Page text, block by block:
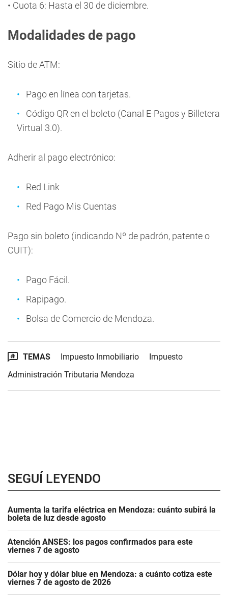
• Cuota 6: Hasta el 30 de diciembre.
Modalidades de pago
Sitio de ATM:
Pago en línea con tarjetas.
Código QR en el boleto (Canal E-Pagos y Billetera
Virtual 3.0).
Adherir al pago electrónico:
Red Link
Red Pago Mis Cuentas
Pago sin boleto (indicando Nº de padrón, patente o
CUIT):
Pago Fácil.
Rapipago.
Bolsa de Comercio de Mendoza.
TEMAS Impuesto Inmobiliario
Impuesto
Administración Tributaria Mendoza
SEGUÍ LEYENDO
Aumenta la tarifa eléctrica en Mendoza: cuánto subirá la
boleta de luz desde agosto
Atención ANSES: los pagos confirmados para este
viernes 7 de agosto
Dólar hoy y dólar blue en Mendoza: a cuánto cotiza este
viernes 7 de agosto de 2026